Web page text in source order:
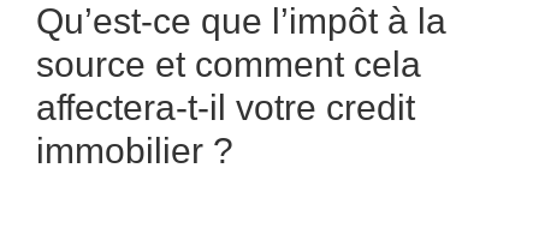
Qu’est-ce que l’impôt à la
source et comment cela
affectera-t-il votre credit
immobilier ?